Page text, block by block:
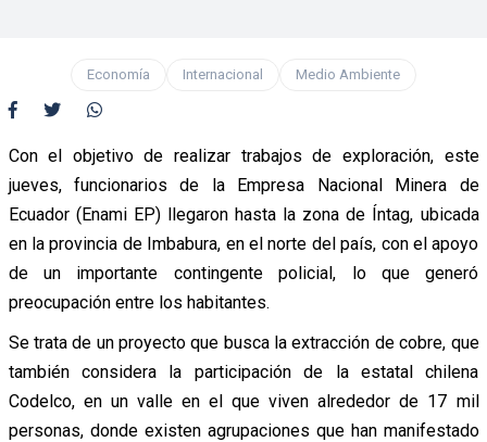
Economía Internacional Medio Ambiente
Con el objetivo de realizar trabajos de exploración, este
jueves, funcionarios de la Empresa Nacional Minera de
Ecuador (Enami EP) llegaron hasta la zona de Íntag, ubicada
en la provincia de Imbabura, en el norte del país, con el apoyo
de un importante contingente policial, lo que generó
preocupación entre los habitantes.
Se trata de un proyecto que busca la extracción de cobre, que
también considera la participación de la estatal chilena
Codelco, en un valle en el que viven alrededor de 17 mil
personas, donde existen agrupaciones que han manifestado